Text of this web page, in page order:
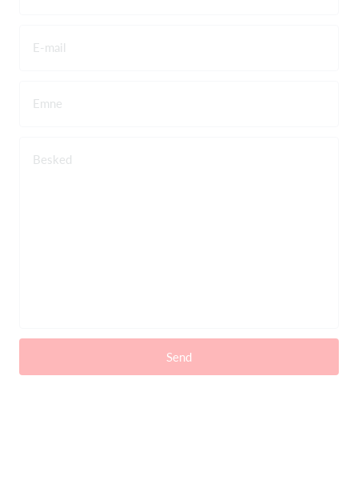
E-mail
Emne
Besked
Send